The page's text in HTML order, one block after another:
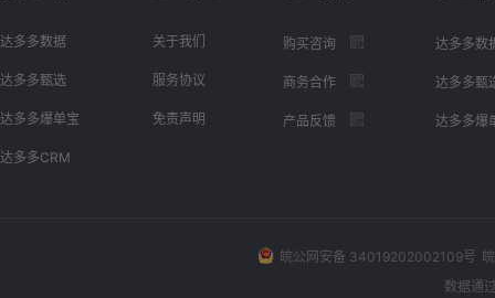
达多多数据
达多多甄选
达多多爆单宝
达多多CRM
关于我们
服务协议
免责声明
购买咨询
商务合作
产品反馈
达多多数
达多多甄
达多多爆
皖公网安备 34019202002109号
数据通